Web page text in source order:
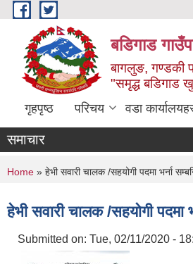
Skip to main content
बडिगाड
बागलुङ, गण्डकी
"समृद्ध बडिगाड
गृहपृष्ठ परिचय वडा
समाचार
You are here
Home » हेभी सवारी चालक /सहयोगी पदमा भर्ना
हेभी सवारी चालक /सहयोगी पदमा
Submitted on: Tue, 02/11/2020 -